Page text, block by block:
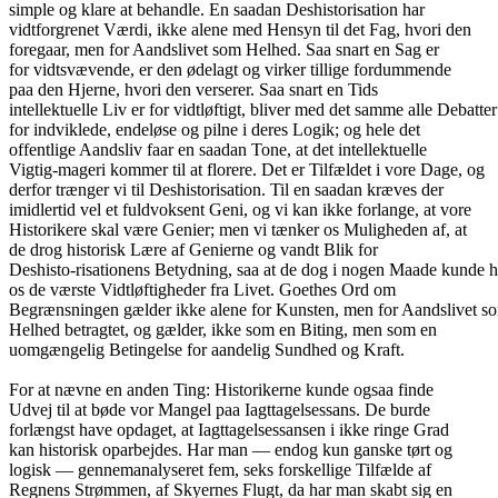
simple og klare at behandle. En saadan Deshistorisation har
vidtforgrenet Værdi, ikke alene med Hensyn til det Fag, hvori den
foregaar, men for Aandslivet som Helhed. Saa snart en Sag er
for vidtsvævende, er den ødelagt og virker tillige fordummende
paa den Hjerne, hvori den verserer. Saa snart en Tids
intellektuelle Liv er for vidtløftigt, bliver med det samme alle Debatter
for indviklede, endeløse og pilne i deres Logik; og hele det
offentlige Aandsliv faar en saadan Tone, at det intellektuelle
Vigtig-mageri kommer til at florere. Det er Tilfældet i vore Dage, og
derfor trænger vi til Deshistorisation. Til en saadan kræves der
imidlertid vel et fuldvoksent Geni, og vi kan ikke forlange, at vore
Historikere skal være Genier; men vi tænker os Muligheden af, at
de drog historisk Lære af Genierne og vandt Blik for
Deshisto-risationens Betydning, saa at de dog i nogen Maade kunde
os de værste Vidtløftigheder fra Livet. Goethes Ord om
Begrænsningen gælder ikke alene for Kunsten, men for Aandslivet
Helhed betragtet, og gælder, ikke som en Biting, men som en
uomgængelig Betingelse for aandelig Sundhed og Kraft.
For at nævne en anden Ting: Historikerne kunde ogsaa finde
Udvej til at bøde vor Mangel paa Iagttagelsessans. De burde
forlængst have opdaget, at Iagttagelsessansen i ikke ringe Grad
kan historisk oparbejdes. Har man — endog kun ganske tørt og
logisk — gennemanalyseret fem, seks forskellige Tilfælde af
Regnens Strømmen, af Skyernes Flugt, da har man skabt sig en